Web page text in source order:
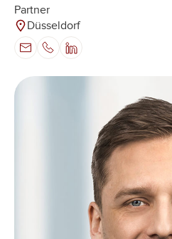
Partner
Düsseldorf